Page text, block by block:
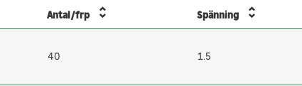
Antal/frp Spänning
40 1.5